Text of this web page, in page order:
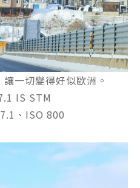
一切變得好似歐洲。
IS STM
、ISO 800